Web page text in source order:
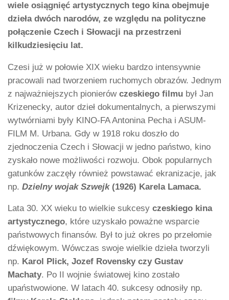
wiele osiągnięć artystycznych tego kina obejmuje
dzieła dwóch narodów, ze względu na polityczne
połączenie Czech i Słowacji na przestrzeni
kilkudziesięciu lat.
Czesi już w połowie XIX wieku bardzo intensywnie
pracowali nad tworzeniem ruchomych obrazów. Jednym
z najważniejszych pionierów czeskiego filmu był Jan
Krizenecky, autor dzieł dokumentalnych, a pierwszymi
wytwórniami były KINO-FA Antonina Pecha i ASUM-
FILM M. Urbana. Gdy w 1918 roku doszło do
zjednoczenia Czech i Słowacji w jedno państwo, kino
zyskało nowe możliwości rozwoju. Obok popularnych
gatunków zaczęły również powstawać ekranizacje, jak
np. Dzielny wojak Szwejk (1926) Karela Lamaca.
Lata 30. XX wieku to wielkie sukcesy czeskiego kina
artystycznego, które uzyskało poważne wsparcie
państwowych finansów. Był to już okres po przełomie
dźwiękowym. Wówczas swoje wielkie dzieła tworzyli
np. Karol Plick, Jozef Rovensky czy Gustav
Machaty. Po II wojnie światowej kino zostało
upaństwowione. W latach 40. sukcesy odnosiły np.